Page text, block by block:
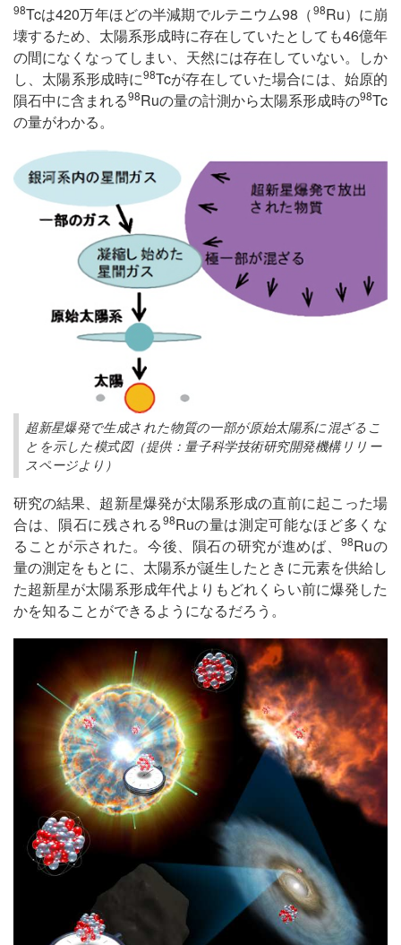
98Tcは420万年ほどの半減期でルテニウム98（98Ru）に崩
壊するため、太陽系形成時に存在していたとしても46億年
の間になくなってしまい、天然には存在していない。しか
し、太陽系形成時に98Tcが存在していた場合には、始原的
隕石中に含まれる98Ruの量の計測から太陽系形成時の98Tc
の量がわかる。
超新星爆発で生成された物質の一部が原始太陽系に混ざるこ
とを示した模式図（提供：量子科学技術研究開発機構リリー
スページより）
研究の結果、超新星爆発が太陽系形成の直前に起こった場
合は、隕石に残される98Ruの量は測定可能なほど多くな
ることが示された。今後、隕石の研究が進めば、98Ruの
量の測定をもとに、太陽系が誕生したときに元素を供給し
た超新星が太陽系形成年代よりもどれくらい前に爆発した
かを知ることができるようになるだろう。